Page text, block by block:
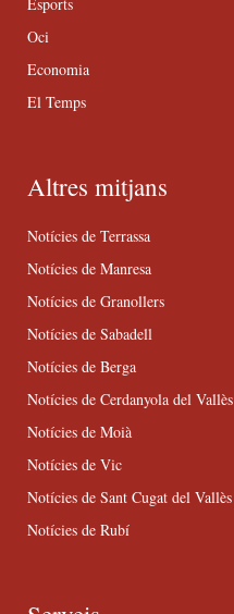
Oci
Economia
El Temps
Altres mitjans
Notícies de Terrassa
Notícies de Manresa
Notícies de Granollers
Notícies de Sabadell
Notícies de Berga
Notícies de Cerdanyola del Vallès
Notícies de Moià
Notícies de Vic
Notícies de Sant Cugat del Vallès
Notícies de Rubí